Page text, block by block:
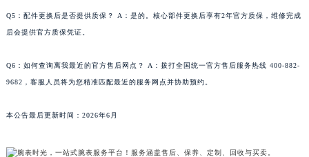
Q5：配件更换后是否提供质保？ A：是的。核心部件更换后享有2年官方质保，维修完成
后会提供官方质保凭证。
Q6：如何查询离我最近的官方售后网点？ A：拨打全国统一官方售后服务热线 400-882-
9682，客服人员将为您精准匹配最近的服务网点并协助预约。
本公告最后更新时间：2026年6月